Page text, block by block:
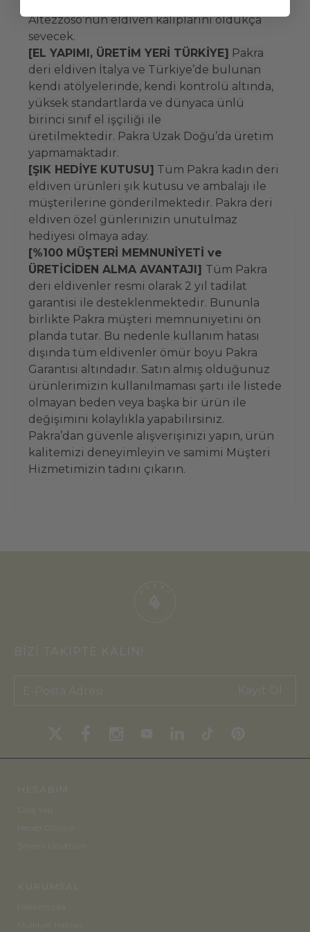
Altezzoso’nun eldiven kalıplarını oldukça
sevecek.
[EL YAPIMI, ÜRETİM YERİ TÜRKİYE] Pakra
deri eldiven İtalya ve Türkiye’de bulunan
kendi atölyelerinde, kendi kontrolü altında,
yüksek standartlarda ve dünyaca ünlü
birinci sınıf el işçiliği ile
üretilmektedir. Pakra Uzak Doğu’da üretim
yapmamaktadır.
[ŞIK HEDİYE KUTUSU] Tüm Pakra kadın deri
eldiven ürünleri şık kutusu ve ambalajı ile
müşterilerine gönderilmektedir. Pakra deri
eldiven özel günlerinizin unutulmaz
hediyesi olmaya aday.
[%100 MÜŞTERİ MEMNUNİYETİ ve
ÜRETİCİDEN ALMA AVANTAJI] Tüm Pakra
deri eldivenler resmi olarak 2 yıl tadilat
garantisi ile desteklenmektedir. Bununla
birlikte Pakra müşteri memnuniyetini ön
planda tutar. Bu nedenle kullanım hatası
dışında tüm eldivenler ömür boyu Pakra
Garantisi altındadır. Satın almış olduğunuz
ürünlerimizin kullanılmaması şartı ile listede
olmayan beden veya başka bir ürün ile
değişimini kolaylıkla yapabilirsiniz.
Pakra’dan güvenle alışverişinizi yapın, ürün
kalitemizi deneyimleyin ve samimi Müşteri
Hizmetimizin tadını çıkarın.